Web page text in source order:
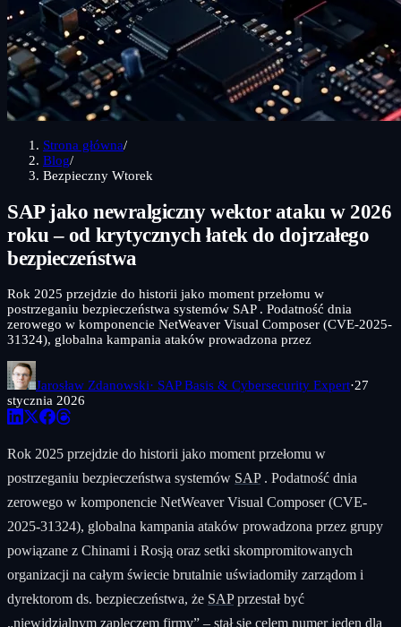
Strona główna/
Blog/
Bezpieczny Wtorek
SAP jako newralgiczny wektor ataku w 2026
roku – od krytycznych łatek do dojrzałego
bezpieczeństwa
Rok 2025 przejdzie do historii jako moment przełomu w
postrzeganiu bezpieczeństwa systemów SAP . Podatność dnia
zerowego w komponencie NetWeaver Visual Composer (CVE-2025-
31324), globalna kampania ataków prowadzona przez
Jarosław Zdanowski· SAP Basis & Cybersecurity Expert·27
stycznia 2026
Rok 2025 przejdzie do historii jako moment przełomu w
postrzeganiu bezpieczeństwa systemów SAP. Podatność dnia
zerowego w komponencie NetWeaver Visual Composer (CVE-
2025-31324), globalna kampania ataków prowadzona przez grupy
powiązane z Chinami i Rosją oraz setki skompromitowanych
organizacji na całym świecie brutalnie uświadomiły zarządom i
dyrektorom ds. bezpieczeństwa, że SAPprzestał być
„niewidzialnym zapleczem firmy” – stał się celem numer jeden dla